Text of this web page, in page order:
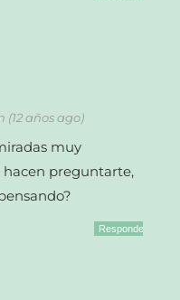
(12 años ago)
muy
preguntarte,
Responder